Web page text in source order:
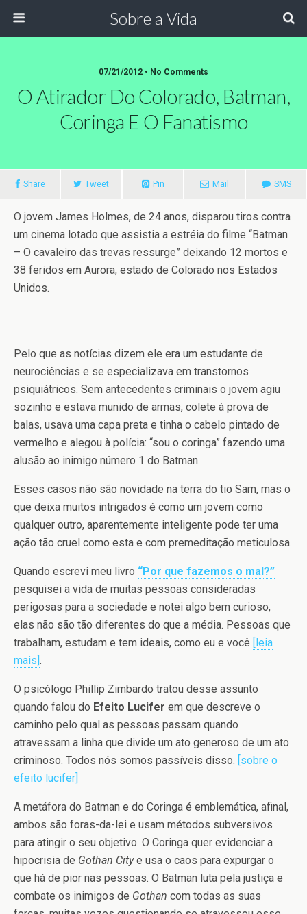
Sobre a Vida
07/21/2012 • No Comments
O Atirador Do Colorado, Batman,
Coringa E O Fanatismo
Share Tweet Pin Mail SMS
O jovem James Holmes, de 24 anos, disparou tiros contra
um cinema lotado que assistia a estréia do filme “Batman
– O cavaleiro das trevas ressurge” deixando 12 mortos e
38 feridos em Aurora, estado de Colorado nos Estados
Unidos.
Pelo que as notícias dizem ele era um estudante de
neurociências e se especializava em transtornos
psiquiátricos. Sem antecedentes criminais o jovem agiu
sozinho e estava munido de armas, colete à prova de
balas, usava uma capa preta e tinha o cabelo pintado de
vermelho e alegou à polícia: “sou o coringa” fazendo uma
alusão ao inimigo número 1 do Batman.
Esses casos não são novidade na terra do tio Sam, mas o
que deixa muitos intrigados é como um jovem como
qualquer outro, aparentemente inteligente pode ter uma
ação tão cruel como esta e com premeditação meticulosa.
Quando escrevi meu livro “Por que fazemos o mal?”
pesquisei a vida de muitas pessoas consideradas
perigosas para a sociedade e notei algo bem curioso,
elas não são tão diferentes do que a média. Pessoas que
trabalham, estudam e tem ideais, como eu e você [leia
mais].
O psicólogo Phillip Zimbardo tratou desse assunto
quando falou do Efeito Lucifer em que descreve o
caminho pelo qual as pessoas passam quando
atravessam a linha que divide um ato generoso de um ato
criminoso. Todos nós somos passíveis disso. [sobre o
efeito lucifer]
A metáfora do Batman e do Coringa é emblemática, afinal,
ambos são foras-da-lei e usam métodos subversivos
para atingir o seu objetivo. O Coringa quer evidenciar a
hipocrisia de Gothan Citye usa o caos para expurgar o
que há de pior nas pessoas. O Batman luta pela justiça e
combate os inimigos de Gothan com todas as suas